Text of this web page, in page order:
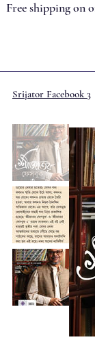
Free shipping on
Srijator Facebook 3